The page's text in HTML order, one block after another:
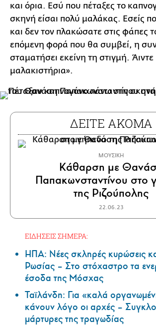
και όρια. Εσύ που πέταξες το
σκηνή είσαι πολύ μαλάκας. Εσείς
και δεν τον πλακώσατε στις φάπες
επόμενη φορά που θα συμβεί, η
σταματήσει εκείνη τη στιγμή. Άιντε
μαλακιστήρια».
ΔΕΙΤΕ ΑΚΟΜΑ
ΜΟΥΣΙΚΗ
Κάθαρση με
Παπακωνσταντίνου στο
της Ριζούπολης
22.06.23
ΕΙΔΗΣΕΙΣ ΣΗΜΕΡΑ:
ΗΠΑ: Nέες σκληρές κυρώσεις
Ρωσίας – Στο στόχαστρο τα
έσοδα της Μόσχας
Ταϊλάνδη: Για «καλά
κάνουν λόγο οι αρχές –
μάρτυρες της τραγωδίας